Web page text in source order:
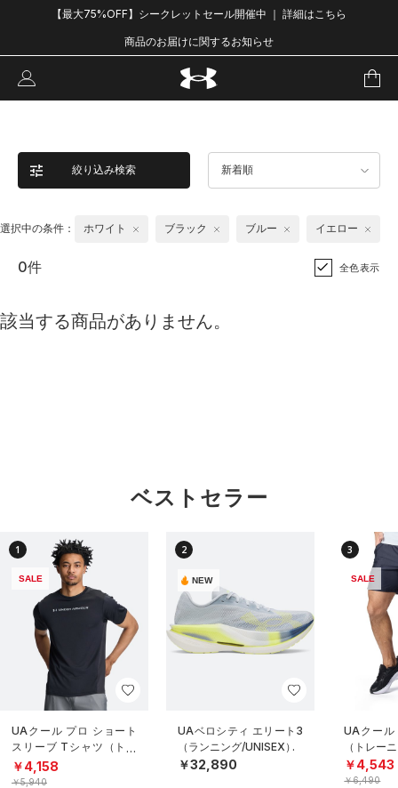
【最大75%OFF】シークレットセール開催中 ｜ 詳細はこちら
商品のお届けに関するお知らせ
絞り込み検索 新着順
選択中の条件： ホワイト ブラック ブルー イエロー
0件 全色表示
該当する商品がありません。
ベストセラー
1
SALE
UAクール プロ ショート
スリーブ Tシャツ（トレ
ーニング/MEN）
￥4,158
￥5,940
2
NEW
UAベロシティ エリート3
（ランニング/UNISEX）
￥32,890
3
SALE
UAクール
（トレー
￥4,543
￥6,490